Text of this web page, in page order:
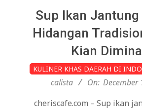
Sup Ikan Jantung
Hidangan
Kian
2025-
KULINER KHAS DAERAH DI
calista
On: December
cheriscafe.com – Sup ikan